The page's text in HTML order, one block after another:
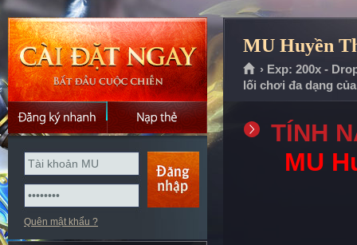
Quên mật khẩu ?
MU Huyền
› Exp: 200x -
lối chơi đa dạng
TÍNH
MU